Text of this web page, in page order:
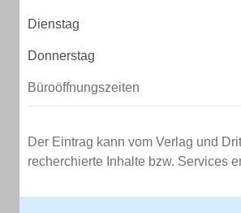
Dienstag
Donnerstag
Büroöffnungszeiten
Der Eintrag kann vom Verlag und
recherchierte Inhalte bzw. Services